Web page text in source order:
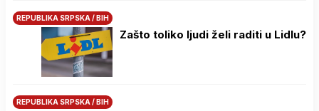
REPUBLIKA SRPSKA / BIH
Zašto toliko ljudi želi raditi u Lidlu?
REPUBLIKA SRPSKA / BIH